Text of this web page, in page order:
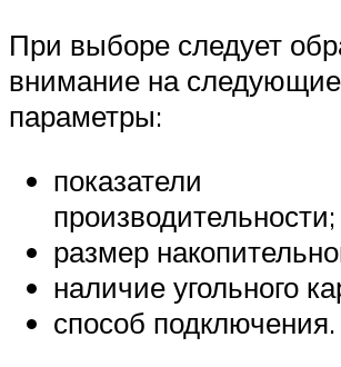
При выборе следует
внимание на следующие
параметры:
показатели
производительности;
размер
наличие угольного
способ подключения.